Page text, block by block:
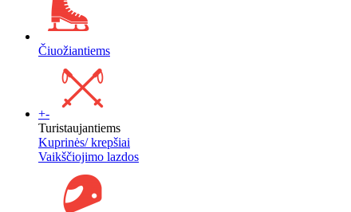
Čiuožiantiems
+-
Turistaujantiems
Kuprinės/ krepšiai
Vaikščiojimo lazdos